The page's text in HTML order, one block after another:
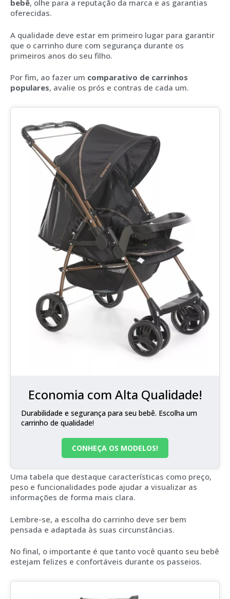
bebê, olhe para a reputação da marca e as garantias
oferecidas.
A qualidade deve estar em primeiro lugar para garantir
que o carrinho dure com segurança durante os
primeiros anos do seu filho.
Por fim, ao fazer um comparativo de carrinhos
populares, avalie os prós e contras de cada um.
Economia com Alta Qualidade!
Durabilidade e segurança para seu bebê. Escolha um
carrinho de qualidade!
CONHEÇA OS MODELOS!
Uma tabela que destaque características como preço,
peso e funcionalidades pode ajudar a visualizar as
informações de forma mais clara.
Lembre-se, a escolha do carrinho deve ser bem
pensada e adaptada às suas circunstâncias.
No final, o importante é que tanto você quanto seu bebê
estejam felizes e confortáveis durante os passeios.